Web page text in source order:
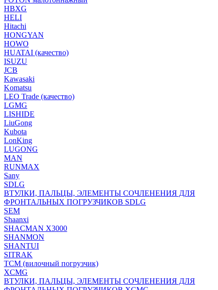
HBXG
HELI
Hitachi
HONGYAN
HOWO
HUATAI (качество)
ISUZU
JCB
Kawasaki
Komatsu
LEO Trade (качество)
LGMG
LISHIDE
LiuGong
Kubota
LonKing
LUGONG
MAN
RUNMAX
Sany
SDLG
ВТУЛКИ, ПАЛЬЦЫ, ЭЛЕМЕНТЫ СОЧЛЕНЕНИЯ ДЛЯ
ФРОНТАЛЬНЫХ ПОГРУЗЧИКОВ SDLG
SEM
Shaanxi
SHACMAN X3000
SHANMON
SHANTUI
SITRAK
TCM (вилочный погрузчик)
XCMG
ВТУЛКИ, ПАЛЬЦЫ, ЭЛЕМЕНТЫ СОЧЛЕНЕНИЯ ДЛЯ